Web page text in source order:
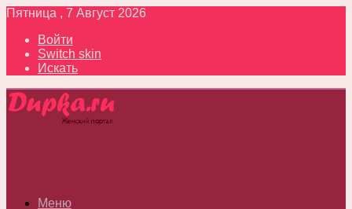
Пятница , 7 Август 2026
Войти
Switch skin
Искать
Меню